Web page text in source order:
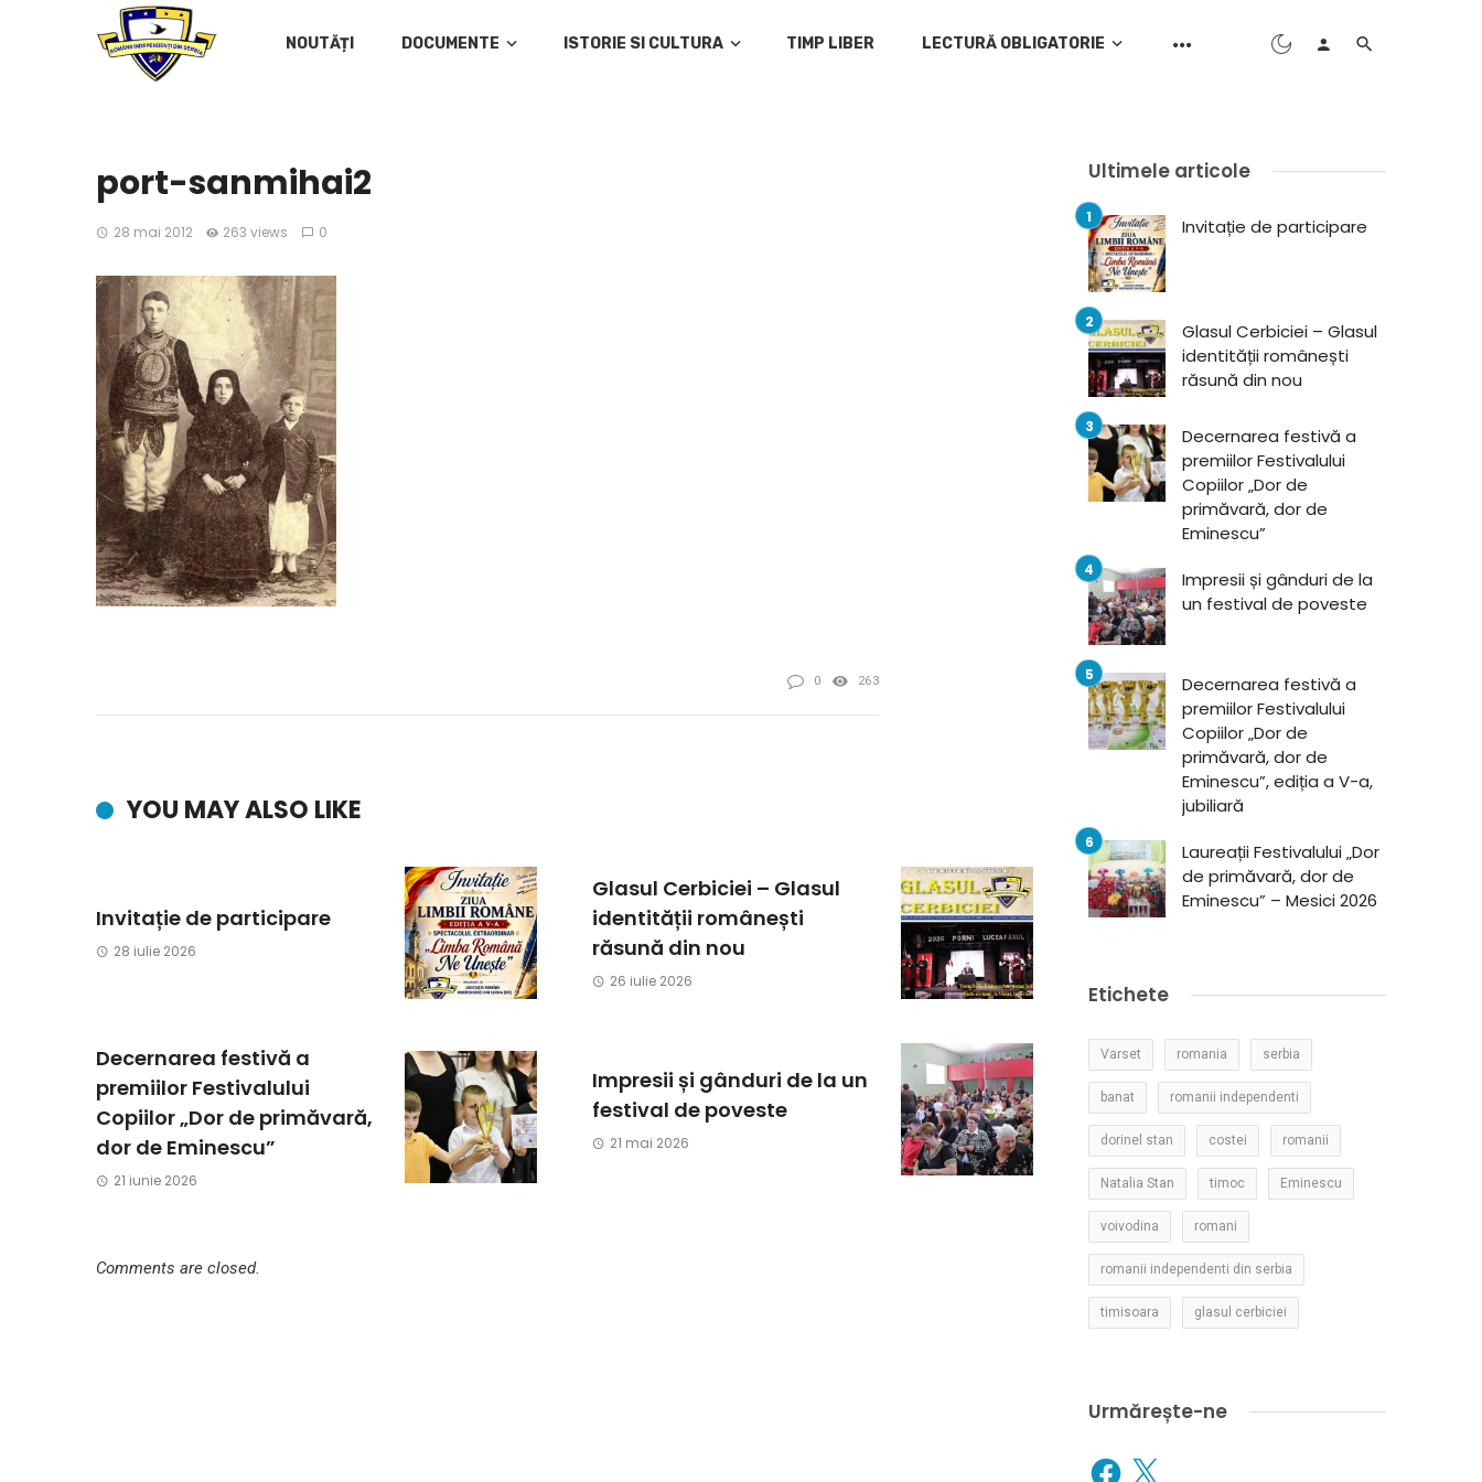
NOUTĂȚI DOCUMENTE ISTORIE SI CULTURA TIMP LIBER LECTURĂ OBLIGATORIE
port-sanmihai2
28 mai 2012 263 views 0
0 263
YOU MAY ALSO LIKE
Invitație de participare
28 iulie 2026
Glasul Cerbiciei – Glasul
identității românești
răsună din nou
26 iulie 2026
Decernarea festivă a
premiilor Festivalului
Copiilor „Dor de primăvară,
dor de Eminescu”
21 iunie 2026
Impresii și gânduri de la un
festival de poveste
21 mai 2026
Comments are closed.
Ultimele articole
Invitație de participare
Glasul Cerbiciei – Glasul
identității românești
răsună din nou
Decernarea festivă a
premiilor Festivalului
Copiilor „Dor de
primăvară, dor de
Eminescu”
Impresii și gânduri de la
un festival de poveste
Decernarea festivă a
premiilor Festivalului
Copiilor „Dor de
primăvară, dor de
Eminescu”, ediția a V-a,
jubiliară
Laureații Festivalului „Dor
de primăvară, dor de
Eminescu” – Mesici 2026
Etichete
Varset romania serbia
banat romanii independenti
dorinel stan costei romanii
Natalia Stan timoc Eminescu
voivodina romani
romanii independenti din serbia
timisoara glasul cerbiciei
Urmărește-ne
Facebook
X